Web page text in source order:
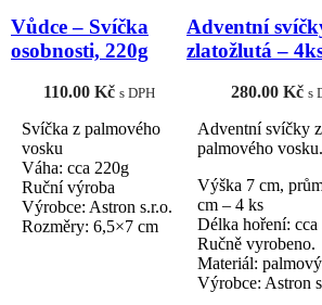
Vůdce – Svíčka
osobnosti, 220g
110.00 Kč s DPH
Svíčka z palmového
vosku
Váha: cca 220g
Ruční výroba
Výrobce: Astron s.r.o.
Rozměry: 6,5×7 cm
Adventní
zlatožlutá –
280.00 Kč s
Adventní svíčky z
palmového vosku.
Výška 7 cm,
cm – 4 ks
Délka hoření: cca
Ručně vyrobeno.
Materiál:
Výrobce: Astron